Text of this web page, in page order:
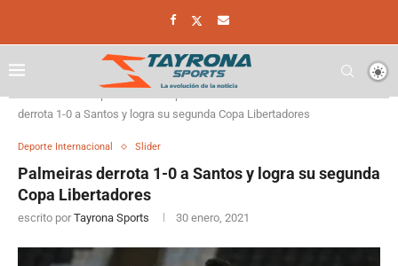
derrota 1-0 a Santos y logra su segunda Copa Libertadores
Deporte Internacional Slider
Palmeiras derrota 1-0 a Santos y logra su segunda
Copa Libertadores
escrito por Tayrona Sports 30 enero, 2021